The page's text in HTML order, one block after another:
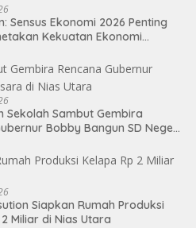
Sensus Ekonomi 2026 Penting
Kekuatan Ekonomi
Sekolah Sambut Gembira
Bobby Bangun SD Negeri
Siapkan Rumah Produksi
Miliar di Nias Utara